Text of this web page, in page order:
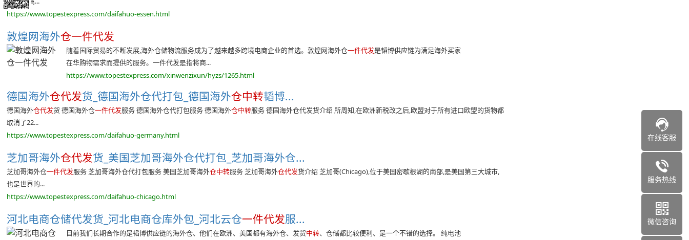
https://www.topestexpress.com/daifahuo-essen.html
敦煌网海外仓一件代发
随着国际贸易的不断发展,海外仓储物流服务成为了越来越多跨境电商企业的首选。敦煌网海外仓一件代发是韬博供应链为满足海外买家
在华购物需求而提供的服务。一件代发是指将商...
https://www.topestexpress.com/xinwenzixun/hyzs/1265.html
德国海外仓代发货_德国海外仓代打包_德国海外仓中转韬博...
德国海外仓代发货 德国海外仓一件代发服务 德国海外仓代打包服务 德国海外仓中转服务 德国海外仓代发货介绍 所周知,在欧洲新税改之后,欧盟对于所有进口欧盟的货物都
取消了22...
https://www.topestexpress.com/daifahuo-germany.html
芝加哥海外仓代发货_美国芝加哥海外仓代打包_芝加哥海外仓...
芝加哥海外仓一件代发服务 芝加哥海外仓代打包服务 美国芝加哥海外仓中转服务 芝加哥海外仓代发货介绍 芝加哥(Chicago),位于美国密歇根湖的南部,是美国第三大城市,
也是世界的...
https://www.topestexpress.com/daifahuo-chicago.html
河北电商仓储代发货_河北电商仓库外包_河北云仓一件代发服...
目前我们长期合作的是韬博供应链的海外仓、他们在欧洲、美国都有海外仓、发货中转、仓储都比较便利、是一个不错的选择。 纯电池
在线客服
服务热线
微信咨询